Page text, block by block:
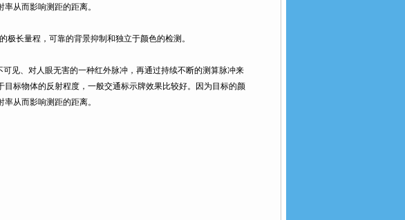
从而影响测距的距离。
量程，可靠的背景抑制和独立于颜色的检测。
、对人眼无害的一种红外脉冲，再通过持续不断的测算脉冲来
物体的反射程度，一般交通标示牌效果比较好。因为目标的颜
从而影响测距的距离。